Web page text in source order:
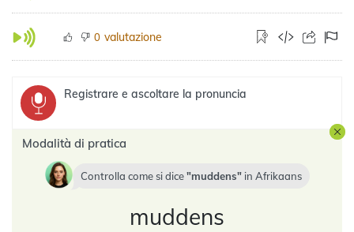
0 valutazione
Registrare e ascoltare la pronuncia
Modalità di pratica
Controlla come si dice muddens in Afrikaans
muddens